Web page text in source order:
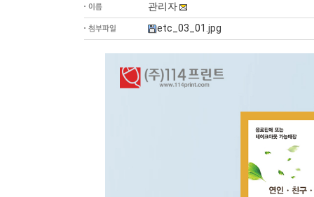
관리자
etc_03_01.jpg